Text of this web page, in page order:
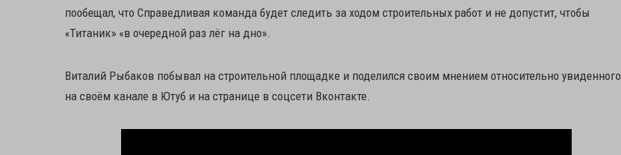
пообещал, что Справедливая команда будет следить за ходом строительных работ и не допустит, чтобы
«Титаник» «в очередной раз лёг на дно».
Виталий Рыбаков побывал на строительной площадке и поделился своим мнением относительно увиденного
на своём канале в Ютуб и на странице в соцсети Вконтакте.